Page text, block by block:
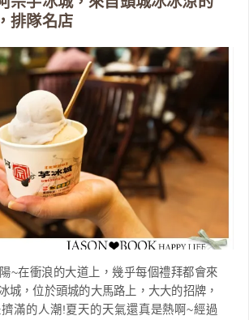
排隊名店
~在衝浪的大道上，幾乎每個禮拜都會來
城，位於頭城的大馬路上，大大的招牌，
滿的人潮!夏天的天氣還真是熱啊~經過